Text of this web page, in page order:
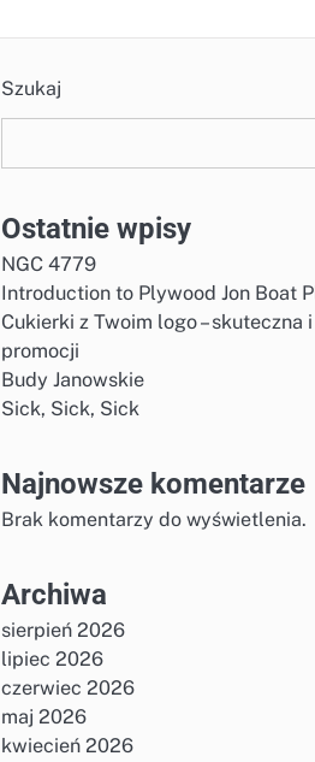
Szukaj
Ostatnie wpisy
NGC 4779
Introduction to Plywood Jon Boat
Cukierki z Twoim logo – skuteczna
promocji
Budy Janowskie
Sick, Sick, Sick
Najnowsze komentarze
Brak komentarzy do wyświetlenia.
Archiwa
sierpień 2026
lipiec 2026
czerwiec 2026
maj 2026
kwiecień 2026